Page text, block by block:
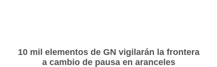
10 mil elementos de GN vigilarán la frontera
a cambio de pausa en aranceles